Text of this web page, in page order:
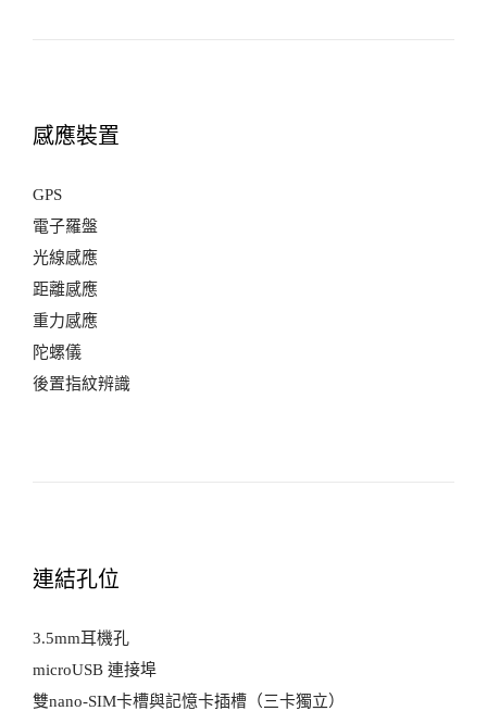
感應裝置
GPS
電子羅盤
光線感應
距離感應
重力感應
陀螺儀
後置指紋辨識
連結孔位
3.5mm耳機孔
microUSB 連接埠
雙nano-SIM卡槽與記憶卡插槽（三卡獨立）